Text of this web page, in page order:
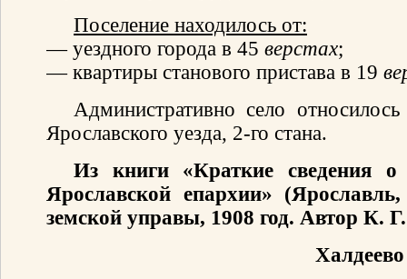
Поселение находилось от:
— уездного города в 45 верстах;
— квартиры станового пристава в 19
Административно село
Ярославского уезда, 2-го стана.
Из книги «Краткие сведения
Ярославской епархии»
земской управы, 1908 год. Автор К.
Халдеево